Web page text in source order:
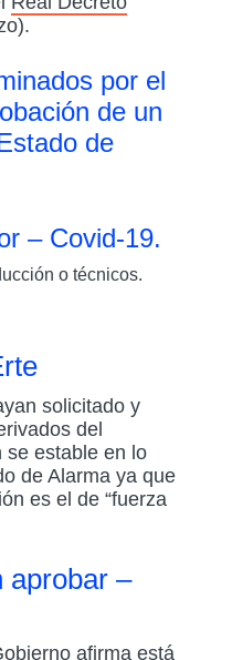
por el
de un
de
– Covid-19.
o técnicos.
solicitado y
del
se estable en lo
de Alarma ya que
es el de “fuerza
aprobar –
afirma está